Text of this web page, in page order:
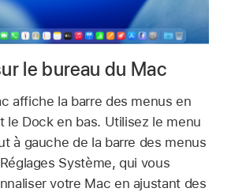
le bureau du Mac
affiche la barre des menus en
le Dock en bas. Utilisez le menu
à gauche de la barre des menus
Système, qui vous
votre Mac en ajustant des